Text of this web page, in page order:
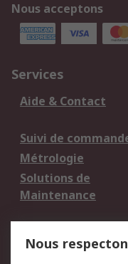
Nous acceptons
Services
Aide & Contact
Suivi de
Métrologie
Solutions de
Maintenance
Nous